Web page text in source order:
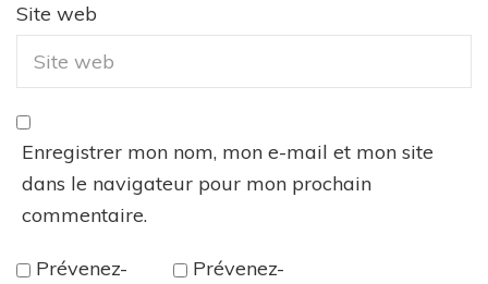
Site web
Enregistrer mon nom, mon e-mail et mon site
dans le navigateur pour mon prochain
commentaire.
Prévenez-
Prévenez-